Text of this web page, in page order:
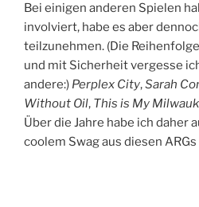
Bei einigen anderen Spielen
involviert, habe es aber
teilzunehmen. (Die
und mit Sicherheit vergesse
andere:) Perplex City,Sarah
Without Oil, This is My
Über die Jahre habe ich daher
coolem Swag aus diesen